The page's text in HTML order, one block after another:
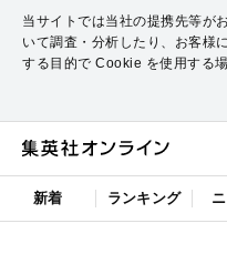
当サイトでは当社の提携先等が
いて調査・分析したり、お客様
する目的で Cookie を使用する場
新着 ランキング